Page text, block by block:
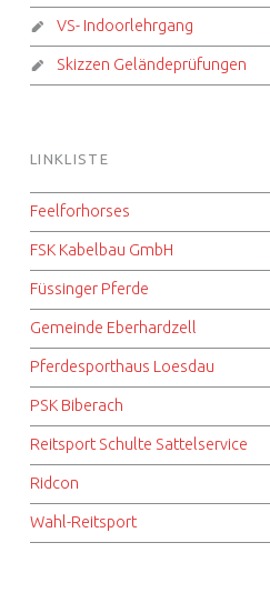
VS- Indoorlehrgang
Skizzen Geländeprüfungen
LINKLISTE
Feelforhorses
FSK Kabelbau GmbH
Füssinger Pferde
Gemeinde Eberhardzell
Pferdesporthaus Loesdau
PSK Biberach
Reitsport Schulte Sattelservice
Ridcon
Wahl-Reitsport